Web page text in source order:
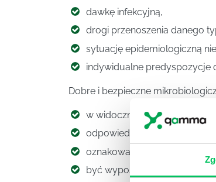
dawkę infekcyjną,
drogi przenoszenia danego
sytuację epidemiologiczną
indywidualne predyspozycje
Dobre i bezpieczne
w widocznych miejscach
odpowiednią przestrzeń
oznakowanie zagrożeń
być wyposażone w liczne